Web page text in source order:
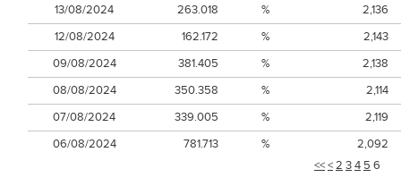
<<<2 34 5 6
13/08/2024
263.018 %
2,136
12/08/2024
162.172 %
2,143
09/08/2024
381.405 %
2,138
08/08/2024
350.358 %
2,114
07/08/2024
339.005 %
2,119
06/08/2024
781.713 % 2,092